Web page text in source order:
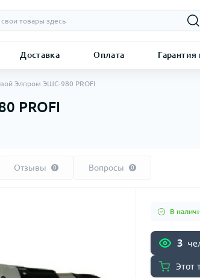
Доставка Оплата Гарантия
Элпром ЭШС-980 PROFI
PROFI
Отзывы 0 Вопросы 0
В
3
Этот